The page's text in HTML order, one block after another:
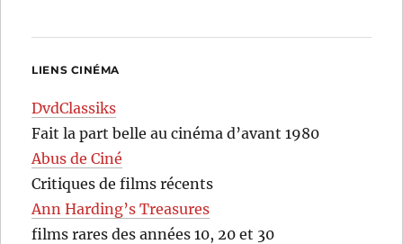
LIENS CINÉMA
DvdClassiks
Fait la part belle au cinéma d’avant 1980
Abus de Ciné
Critiques de films récents
Ann Harding’s Treasures
films rares des années 10, 20 et 30